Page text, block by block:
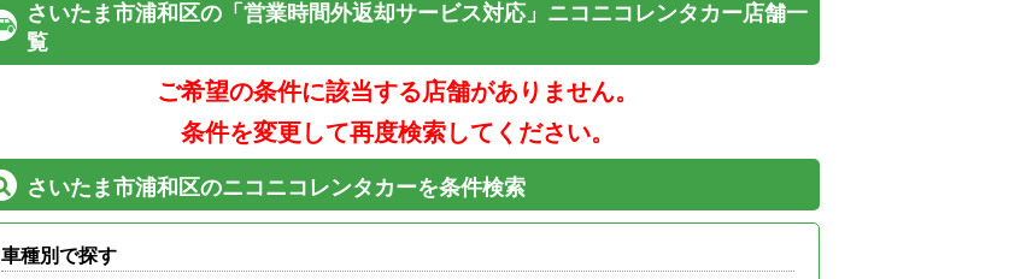
さいたま市浦和区の「営業時間外返却サービス対応」ニコニコレンタカー店舗一
覧
ご希望の条件に該当する店舗がありません。
条件を変更して再度検索してください。
さいたま市浦和区のニコニコレンタカーを条件検索
車種別で探す